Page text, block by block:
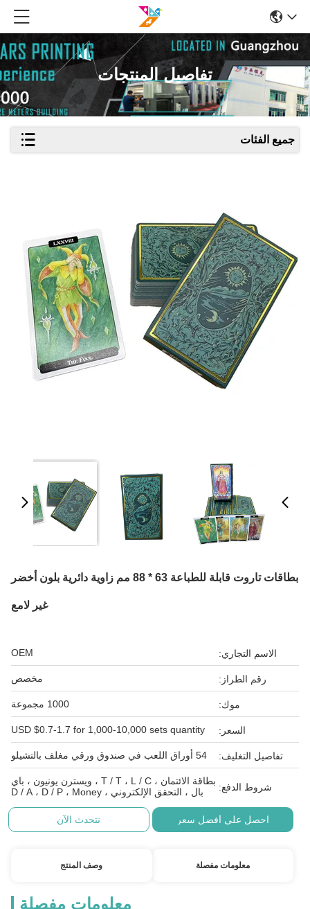
تفاصيل المنتجات
جميع الفئات
بطاقات تاروت قابلة للطباعة 63 * 88 مم زاوية دائرية بلون أخضر
غير لامع
الاسم التجاري: OEM
رقم الطراز: مخصص
موك: 1000 مجموعة
السعر: USD $0.7-1.7 for 1,000-10,000 sets quantity
تفاصيل التغليف: 54 أوراق اللعب في صندوق ورقي مغلف بالتشيلو
شروط الدفع:
بطاقة الائتمان ، T / T ، L / C ، ويسترن يونيون ، باي
بال ، التحقق الإلكتروني ، D / A ، D / P ، Money
احصل على أفضل سعر نتحدث الآن
معلومات مفصلة وصف المنتج
معلومات مفصلة